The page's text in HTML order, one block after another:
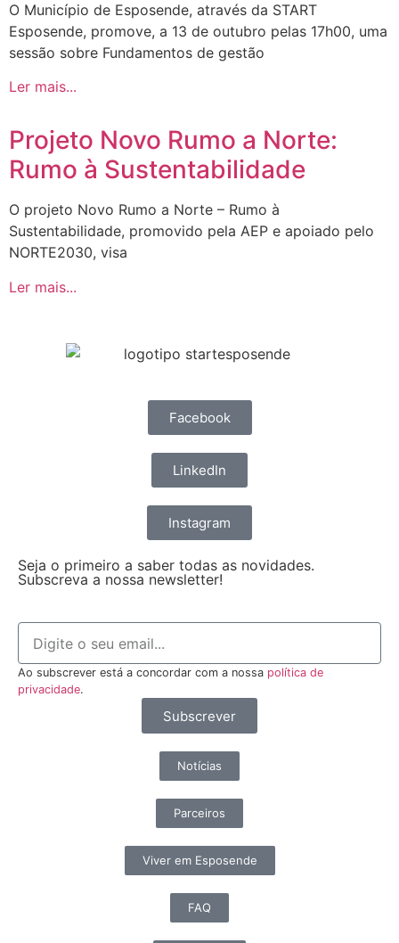
O Município de Esposende, através da START
Esposende, promove, a 13 de outubro pelas 17h00, uma
sessão sobre Fundamentos de gestão
Ler mais...
Projeto Novo Rumo a Norte:
Rumo à Sustentabilidade
O projeto Novo Rumo a Norte – Rumo à
Sustentabilidade, promovido pela AEP e apoiado pelo
NORTE2030, visa
Ler mais...
Facebook
LinkedIn
Instagram
Seja o primeiro a saber todas as novidades.
Subscreva a nossa newsletter!
Ao subscrever está a concordar com a nossa política de
privacidade.
Subscrever
Notícias
Parceiros
Viver em Esposende
FAQ